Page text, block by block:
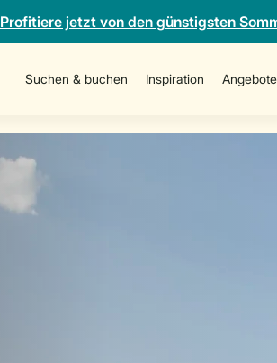
Profitiere jetzt von den günstigsten
Suchen & buchen Inspiration Angebote